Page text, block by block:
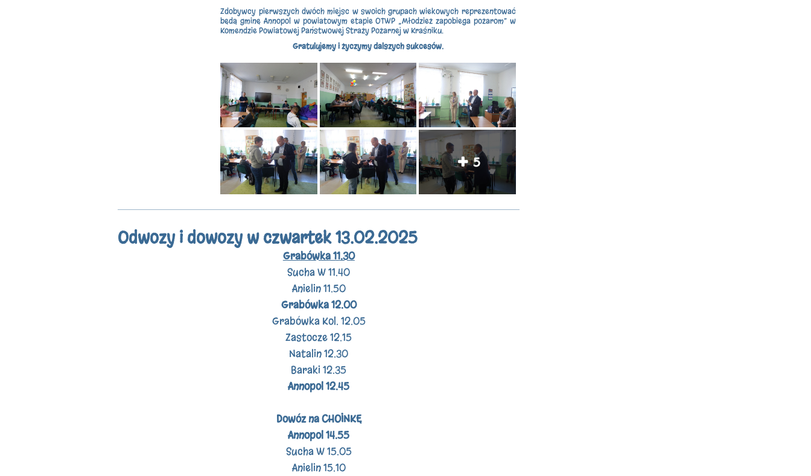
Zdobywcy pierwszych dwóch miejsc w swoich grupach wiekowych reprezentować
będą gminę Annopol w powiatowym etapie OTWP „Młodzież zapobiega pożarom” w
Komendzie Powiatowej Państwowej Straży Pożarnej w Kraśniku.
Gratulujemy i życzymy dalszych sukcesów.
5
Odwozy i dowozy w czwartek 13.02.2025
Grabówka 11.30
Sucha W 11.40
Anielin 11.50
Grabówka 12.00
Grabówka Kol. 12.05
Zastocze 12.15
Natalin 12.30
Baraki 12.35
Annopol 12.45
Dowóz na CHOINKĘ
Annopol 14.55
Sucha W 15.05
Anielin 15.10